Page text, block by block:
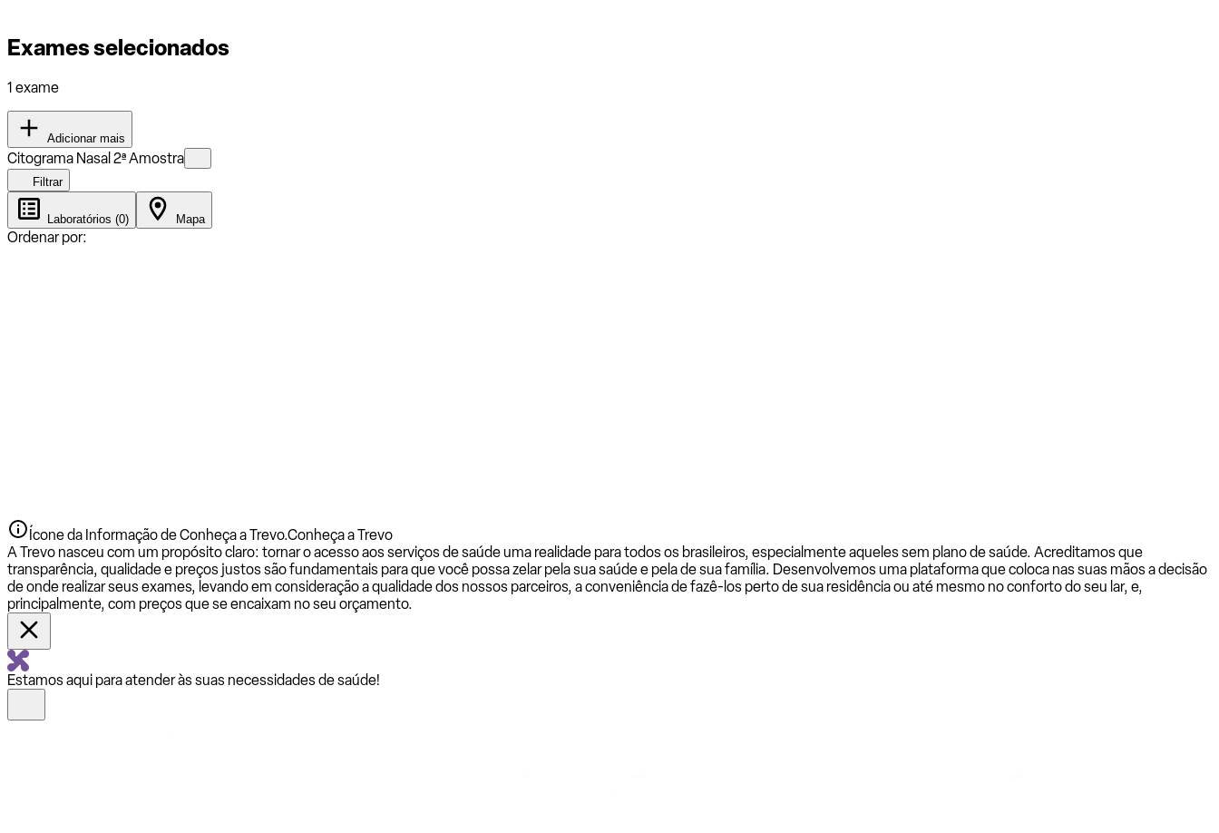
Exames selecionados
1 exame
Adicionar mais
Citograma Nasal 2ª Amostra
Filtrar
Laboratórios (0) Mapa
Ordenar por:
Ícone da Informação de Conheça a Trevo.Conheça a Trevo
A Trevo nasceu com um propósito claro: tornar o acesso aos serviços de saúde uma realidade para todos os brasileiros, especialmente aqueles sem plano de saúde. Acreditamos que
transparência, qualidade e preços justos são fundamentais para que você possa zelar pela sua saúde e pela de sua família. Desenvolvemos uma plataforma que coloca nas suas mãos a decisão
de onde realizar seus exames, levando em consideração a qualidade dos nossos parceiros, a conveniência de fazê-los perto de sua residência ou até mesmo no conforto do seu lar, e,
principalmente, com preços que se encaixam no seu orçamento.
Estamos aqui para atender às suas necessidades de saúde!